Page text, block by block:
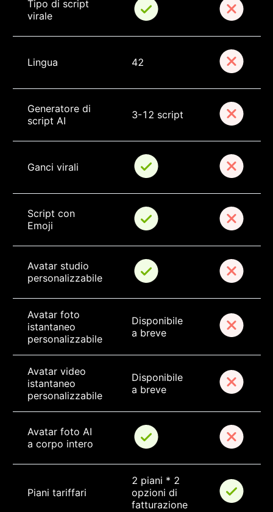
Tipo di script
virale
Lingua 42
Generatore di
script AI
3-12 script
Ganci virali
Script con
Emoji
Avatar studio
personalizzabile
Avatar foto
istantaneo
personalizzabile
Disponibile
a breve
Avatar video
istantaneo
personalizzabile
Disponibile
a breve
Avatar foto AI
a corpo intero
Piani tariffari
2 piani * 2
opzioni di
fatturazione